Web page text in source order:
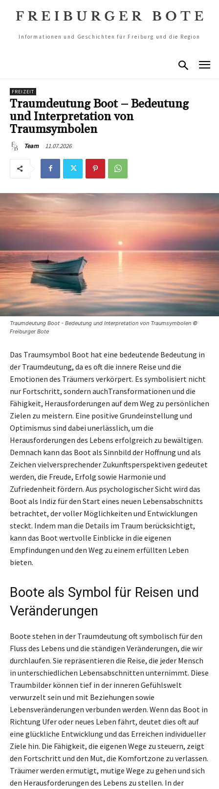
Informationen und Geschichten für Freiburg und die Region
FREIZEIT
Traumdeutung Boot – Bedeutung
und Interpretation von
Traumsymbolen
Team 11.07.2026
Traumdeutung Boot - Bedeutung und Interpretation von Traumsymbolen ©
Freiburger Bote
Das Traumsymbol Boot hat eine bedeutende Bedeutung in
der Traumdeutung, da es oft die innere Reise und die
Emotionen des Träumers verkörpert. Es symbolisiert nicht
nur Fortschritt, sondern auchTransformationen und die
Fähigkeit, Herausforderungen auf dem Weg zu persönlichen
Zielen zu meistern. Eine positive Grundeinstellung und
Optimismus sind dabei unerlässlich, um die
Herausforderungen des Lebens erfolgreich zu bewältigen.
Demnach kann das Boot als Sinnbild der Hoffnung und als
Zeichen vielversprechender Zukunftsperspektiven gedeutet
werden, die Freude, Erfolg sowie Harmonie und
Zufriedenheit fördern. Aus psychologischer Sicht wird das
Boot als Indiz für den Start eines neuen Lebensabschnitts
betrachtet, der voller Möglichkeiten und Entwicklungen
steckt. Indem man die Details im Traum berücksichtigt,
kann das Boot wertvolle Einblicke in die eigenen
Empfindungen und den Weg zu einem erfüllten Leben
bieten.
Boote als Symbol für Reisen und
Veränderungen
Boote stehen in der Traumdeutung oft symbolisch für den
Fluss des Lebens und die ständigen Veränderungen, die wir
durchlaufen. Sie repräsentieren die Reise, die jeder Mensch
in unterschiedlichen Lebensabschnitten unternimmt. Diese
Traumbilder können tief in der inneren Gefühlswelt
verwurzelt sein und mit Beziehungen sowie
Lebensveränderungen verbunden werden. Wenn das Boot in
Richtung Ufer oder neues Leben fährt, deutet dies oft auf
eine glückliche Entwicklung und das Erreichen individueller
Ziele hin. Die Fähigkeit, die eigenen Wege zu steuern, zeigt
den Fortschritt und den Mut, die Komfortzone zu verlassen.
Träumer werden ermutigt, mutige Wege zu gehen und sich
den Herausforderungen des Lebens zu stellen. In der